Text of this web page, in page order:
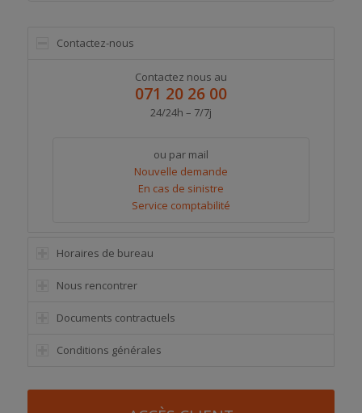
Contactez-nous
Contactez nous au
071 20 26 00
24/24h – 7/7j
ou par mail
Nouvelle demande
En cas de sinistre
Service comptabilité
Horaires de bureau
Nous rencontrer
Documents contractuels
Conditions générales